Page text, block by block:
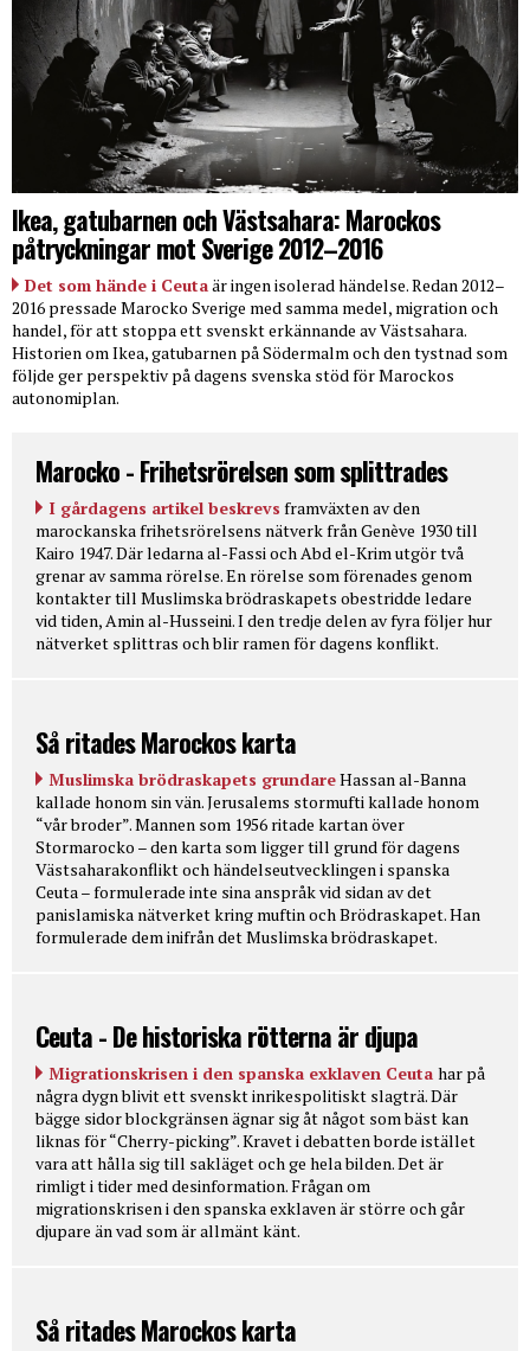
Ikea, gatubarnen och Västsahara: Marockos
påtryckningar mot Sverige 2012–2016
Det som hände i Ceutaär ingen isolerad händelse. Redan 2012–
2016 pressade Marocko Sverige med samma medel, migration och
handel, för att stoppa ett svenskt erkännande av Västsahara.
Historien om Ikea, gatubarnen på Södermalm och den tystnad som
följde ger perspektiv på dagens svenska stöd för Marockos
autonomiplan.
Marocko - Frihetsrörelsen som splittrades
I gårdagens artikel beskrevs framväxten av den
marockanska frihetsrörelsens nätverk från Genève 1930 till
Kairo 1947. Där ledarna al-Fassi och Abd el-Krim utgör två
grenar av samma rörelse. En rörelse som förenades genom
kontakter till Muslimska brödraskapets obestridde ledare
vid tiden, Amin al-Husseini. I den tredje delen av fyra följer hur
nätverket splittras och blir ramen för dagens konflikt.
Så ritades Marockos karta
Muslimska brödraskapets grundareHassan al-Banna
kallade honom sin vän. Jerusalems stormufti kallade honom
“vår broder”. Mannen som 1956 ritade kartan över
Stormarocko – den karta som ligger till grund för dagens
Västsaharakonflikt och händelseutvecklingen i spanska
Ceuta – formulerade inte sina anspråk vid sidan av det
panislamiska nätverket kring muftin och Brödraskapet. Han
formulerade dem inifrån det Muslimska brödraskapet.
Ceuta - De historiska rötterna är djupa
Migrationskrisen i den spanska exklaven Ceuta har på
några dygn blivit ett svenskt inrikespolitiskt slagträ. Där
bägge sidor blockgränsen ägnar sig åt något som bäst kan
liknas för “Cherry-picking”. Kravet i debatten borde istället
vara att hålla sig till sakläget och ge hela bilden. Det är
rimligt i tider med desinformation. Frågan om
migrationskrisen i den spanska exklaven är större och går
djupare än vad som är allmänt känt.
Så ritades Marockos karta